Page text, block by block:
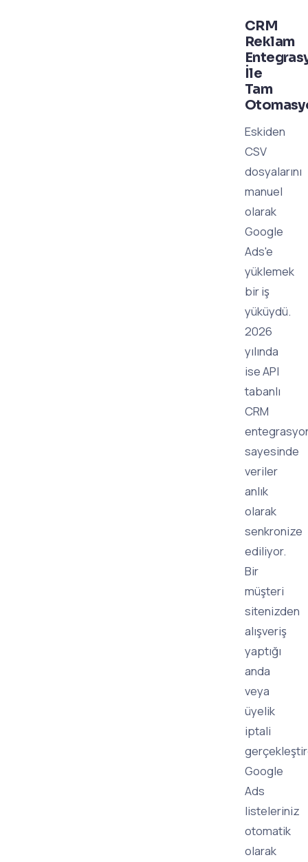
CRM
Reklam
İle
Tam
Eskiden
CSV
dosyalarını
manuel
olarak
Google
Ads'e
yüklemek
bir iş
yüküydü.
2026
yılında
ise API
tabanlı
CRM
sayesinde
veriler
anlık
olarak
senkronize
ediliyor.
Bir
müşteri
sitenizden
alışveriş
yaptığı
anda
veya
üyelik
iptali
Google
Ads
listeleriniz
otomatik
olarak